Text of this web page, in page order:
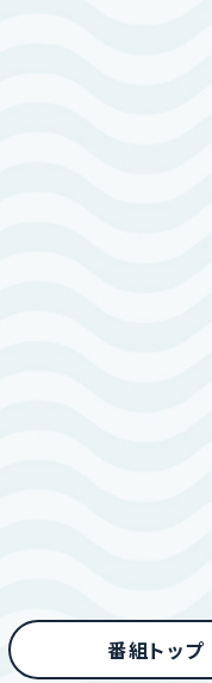
番組トップ